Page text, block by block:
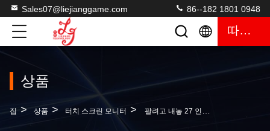
Sales07@liejianggame.com 86--182 1801 0948
따옴표
상품
집 > 상품 > 터치 스크린 모니터 > 팔려고 내놓 27 인치 엘로 소프트웨어 룰렛 터치 스크린 게임 모니터